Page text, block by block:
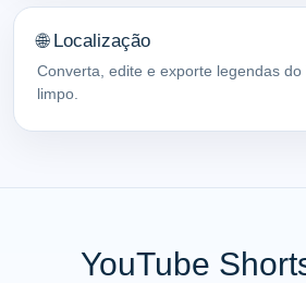
🌐 Localização
Converta, edite e exporte legendas do
limpo.
YouTube